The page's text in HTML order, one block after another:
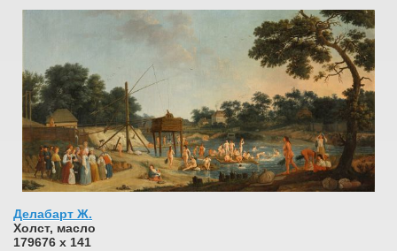
Делабарт Ж.
Холст, масло
179676 х 141